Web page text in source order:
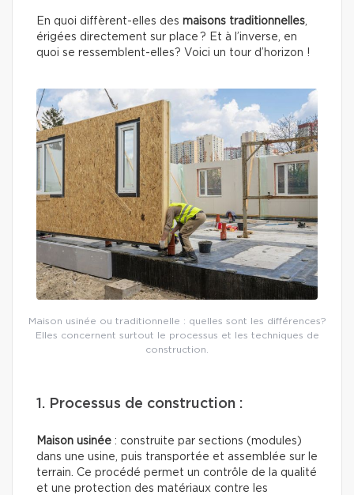
En quoi diffèrent-elles des maisons traditionnelles,
érigées directement sur place ? Et à l’inverse, en
quoi se ressemblent-elles? Voici un tour d’horizon !
Maison usinée ou traditionnelle : quelles sont les différences?
Elles concernent surtout le processus et les techniques de
construction.
1. Processus de construction :
Maison usinée : construite par sections (modules)
dans une usine, puis transportée et assemblée sur le
terrain. Ce procédé permet un contrôle de la qualité
et une protection des matériaux contre les